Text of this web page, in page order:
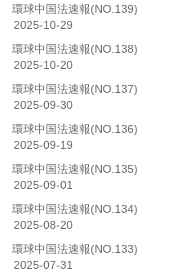
環球中国法速報(NO.139)
2025-10-29
環球中国法速報(NO.138)
2025-10-20
環球中国法速報(NO.137)
2025-09-30
環球中国法速報(NO.136)
2025-09-19
環球中国法速報(NO.135)
2025-09-01
環球中国法速報(NO.134)
2025-08-20
環球中国法速報(NO.133)
2025-07-31